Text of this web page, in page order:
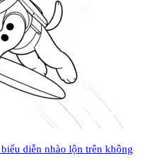
diễn nhào lộn trên không